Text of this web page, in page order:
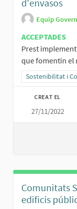
d'envasos
Equip
ACCEPTADES
Prest
que fomentin el
Resultats al
Sostenibilitat i
CREAT EL
27/11/2022
Comunitats
edificis